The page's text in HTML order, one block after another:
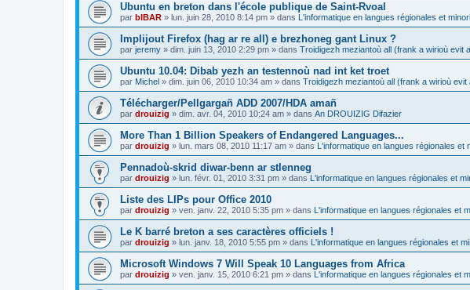
Ubuntu en breton dans l'école publique de Saint-Rvoal
par bIBAR » lun. juin 28, 2010 8:14 pm » dans L'informatique en langues régionales et
Implijout Firefox (hag ar re all) e brezhoneg gant Linux ?
par jeremy » dim. juin 13, 2010 2:29 pm » dans Troidigezh meziantoù all (frank a wirioù evit
Ubuntu 10.04: Dibab yezh an testennoù nad int ket troet
par Michel » dim. juin 06, 2010 10:34 am » dans Troidigezh meziantoù all (frank a wirioù
Télécharger/Pellgargañ ADD 2007/HDA amañ
par drouizig » dim. avr. 04, 2010 10:24 am » dans An DROUIZIG Difazier
More Than 1 Billion Speakers of Endangered Languages...
par drouizig » lun. mars 08, 2010 11:17 am » dans L'informatique en langues régionales et
Pennadoù-skrid diwar-benn ar stlenneg
par drouizig » lun. févr. 01, 2010 3:31 pm » dans L'informatique en langues régionales et
Liste des LIPs pour Office 2010
par drouizig » ven. janv. 22, 2010 5:35 pm » dans L'informatique en langues régionales et
Le K barré breton a ses caractères officiels !
par drouizig » lun. janv. 18, 2010 5:55 pm » dans L'informatique en langues régionales et
Microsoft Windows 7 Will Speak 10 Languages from Africa
par drouizig » ven. janv. 15, 2010 6:21 pm » dans L'informatique en langues régionales et